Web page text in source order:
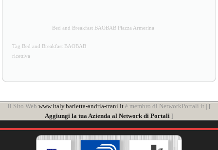
Tag Bed and Breakfast BAOBAB
Aggiungi la tua Azienda al Network di Portali]